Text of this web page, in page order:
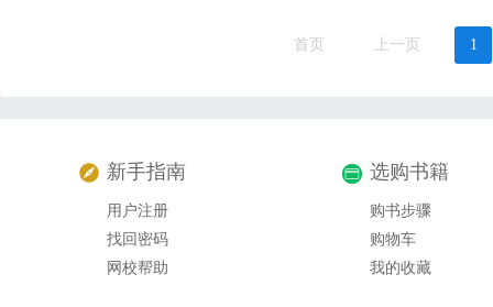
首页 上一页 1
新手指南
用户注册
找回密码
网校帮助
选购书籍
购书步骤
购物车
我的收藏